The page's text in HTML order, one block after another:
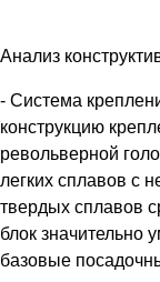
Анализ
- Система
конструкцию
револьверной
легких сплавов с
твердых сплавов
блок значительно
базовые